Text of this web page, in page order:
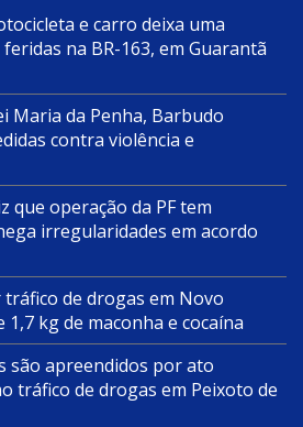
e carro deixa uma
na BR-163, em Guarantã
Maria da Penha, Barbudo
contra violência e
que operação da PF tem
irregularidades em acordo
de drogas em Novo
kg de maconha e cocaína
são apreendidos por ato
tráfico de drogas em Peixoto de